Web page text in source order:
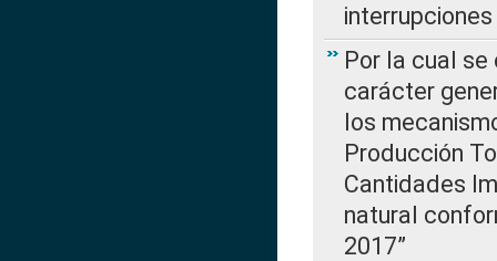
Por la cual
carácter
los
Producción
Cantidades
natural
2017”